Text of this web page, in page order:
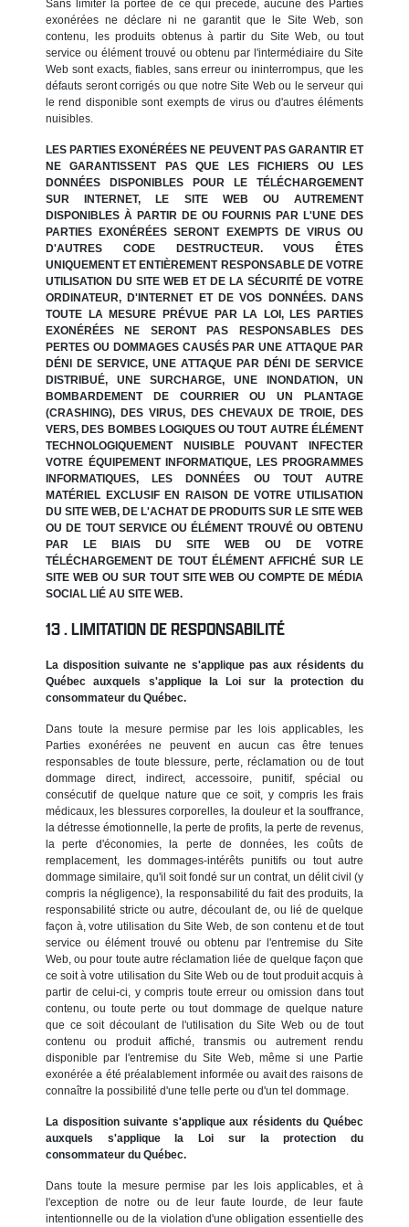
Sans limiter la portée de ce qui précède, aucune des Parties
exonérées ne déclare ni ne garantit que le Site Web, son
contenu, les produits obtenus à partir du Site Web, ou tout
service ou élément trouvé ou obtenu par l'intermédiaire du Site
Web sont exacts, fiables, sans erreur ou ininterrompus, que les
défauts seront corrigés ou que notre Site Web ou le serveur qui
le rend disponible sont exempts de virus ou d'autres éléments
nuisibles.
LES PARTIES EXONÉRÉES NE PEUVENT PAS GARANTIR ET
NE GARANTISSENT PAS QUE LES FICHIERS OU LES
DONNÉES DISPONIBLES POUR LE TÉLÉCHARGEMENT
SUR INTERNET, LE SITE WEB OU AUTREMENT
DISPONIBLES À PARTIR DE OU FOURNIS PAR L'UNE DES
PARTIES EXONÉRÉES SERONT EXEMPTS DE VIRUS OU
D'AUTRES CODE DESTRUCTEUR. VOUS ÊTES
UNIQUEMENT ET ENTIÈREMENT RESPONSABLE DE VOTRE
UTILISATION DU SITE WEB ET DE LA SÉCURITÉ DE VOTRE
ORDINATEUR, D'INTERNET ET DE VOS DONNÉES. DANS
TOUTE LA MESURE PRÉVUE PAR LA LOI, LES PARTIES
EXONÉRÉES NE SERONT PAS RESPONSABLES DES
PERTES OU DOMMAGES CAUSÉS PAR UNE ATTAQUE PAR
DÉNI DE SERVICE, UNE ATTAQUE PAR DÉNI DE SERVICE
DISTRIBUÉ, UNE SURCHARGE, UNE INONDATION, UN
BOMBARDEMENT DE COURRIER OU UN PLANTAGE
(CRASHING), DES VIRUS, DES CHEVAUX DE TROIE, DES
VERS, DES BOMBES LOGIQUES OU TOUT AUTRE ÉLÉMENT
TECHNOLOGIQUEMENT NUISIBLE POUVANT INFECTER
VOTRE ÉQUIPEMENT INFORMATIQUE, LES PROGRAMMES
INFORMATIQUES, LES DONNÉES OU TOUT AUTRE
MATÉRIEL EXCLUSIF EN RAISON DE VOTRE UTILISATION
DU SITE WEB, DE L'ACHAT DE PRODUITS SUR LE SITE WEB
OU DE TOUT SERVICE OU ÉLÉMENT TROUVÉ OU OBTENU
PAR LE BIAIS DU SITE WEB OU DE VOTRE
TÉLÉCHARGEMENT DE TOUT ÉLÉMENT AFFICHÉ SUR LE
SITE WEB OU SUR TOUT SITE WEB OU COMPTE DE MÉDIA
SOCIAL LIÉ AU SITE WEB.
LIMITATION DE RESPONSABILITÉ
La disposition suivante ne s'applique pas aux résidents du
Québec auxquels s'applique la Loi sur la protection du
consommateur du Québec.
Dans toute la mesure permise par les lois applicables, les
Parties exonérées ne peuvent en aucun cas être tenues
responsables de toute blessure, perte, réclamation ou de tout
dommage direct, indirect, accessoire, punitif, spécial ou
consécutif de quelque nature que ce soit, y compris les frais
médicaux, les blessures corporelles, la douleur et la souffrance,
la détresse émotionnelle, la perte de profits, la perte de revenus,
la perte d'économies, la perte de données, les coûts de
remplacement, les dommages-intérêts punitifs ou tout autre
dommage similaire, qu'il soit fondé sur un contrat, un délit civil (y
compris la négligence), la responsabilité du fait des produits, la
responsabilité stricte ou autre, découlant de, ou lié de quelque
façon à, votre utilisation du Site Web, de son contenu et de tout
service ou élément trouvé ou obtenu par l'entremise du Site
Web, ou pour toute autre réclamation liée de quelque façon que
ce soit à votre utilisation du Site Web ou de tout produit acquis à
partir de celui-ci, y compris toute erreur ou omission dans tout
contenu, ou toute perte ou tout dommage de quelque nature
que ce soit découlant de l'utilisation du Site Web ou de tout
contenu ou produit affiché, transmis ou autrement rendu
disponible par l'entremise du Site Web, même si une Partie
exonérée a été préalablement informée ou avait des raisons de
connaître la possibilité d'une telle perte ou d'un tel dommage.
La disposition suivante s'applique aux résidents du Québec
auxquels s'applique la Loi sur la protection du
consommateur du Québec.
Dans toute la mesure permise par les lois applicables, et à
l'exception de notre ou de leur faute lourde, de leur faute
intentionnelle ou de la violation d'une obligation essentielle des